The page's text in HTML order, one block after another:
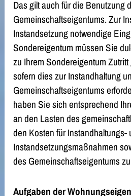
Das gilt auch für die Benutzung
Gemeinschaftseigentums. Zur
Instandsetzung notwendige
Sondereigentum müssen Sie
zu Ihrem Sondereigentum
sofern dies zur Instandhaltung
Gemeinschaftseigentums
haben Sie sich entsprechend
an den Lasten des
den Kosten für Instandhaltungs-
Instandsetzungsmaßnahmen
des Gemeinschaftseigentums
Aufgaben der